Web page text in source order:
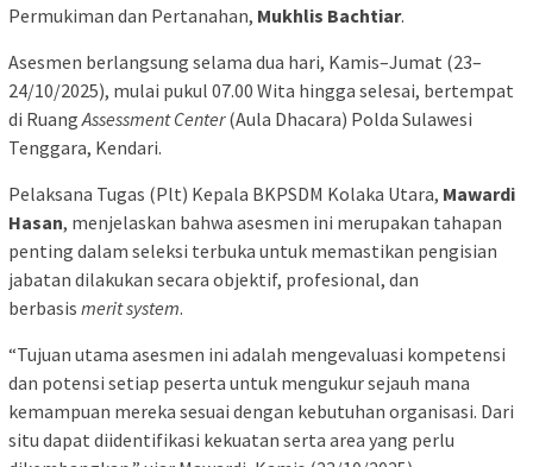
Permukiman dan Pertanahan, Mukhlis Bachtiar.
Asesmen berlangsung selama dua hari, Kamis–Jumat (23–
24/10/2025), mulai pukul 07.00 Wita hingga selesai, bertempat
di Ruang Assessment Center(Aula Dhacara) Polda Sulawesi
Tenggara, Kendari.
Pelaksana Tugas (Plt) Kepala BKPSDM Kolaka Utara, Mawardi
Hasan, menjelaskan bahwa asesmen ini merupakan tahapan
penting dalam seleksi terbuka untuk memastikan pengisian
jabatan dilakukan secara objektif, profesional, dan
berbasis merit system.
“Tujuan utama asesmen ini adalah mengevaluasi kompetensi
dan potensi setiap peserta untuk mengukur sejauh mana
kemampuan mereka sesuai dengan kebutuhan organisasi. Dari
situ dapat diidentifikasi kekuatan serta area yang perlu